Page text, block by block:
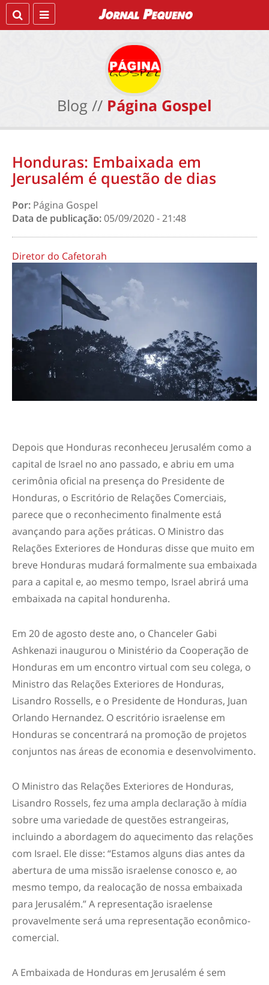
Blog // Página Gospel
Honduras: Embaixada em
Jerusalém é questão de dias
Por: Página Gospel
Data de publicação:05/09/2020 - 21:48
Diretor do Cafetorah
Depois que Honduras reconheceu Jerusalém como a
capital de Israel no ano passado, e abriu em uma
cerimônia oficial na presença do Presidente de
Honduras, o Escritório de Relações Comerciais,
parece que o reconhecimento finalmente está
avançando para ações práticas. O Ministro das
Relações Exteriores de Honduras disse que muito em
breve Honduras mudará formalmente sua embaixada
para a capital e, ao mesmo tempo, Israel abrirá uma
embaixada na capital hondurenha.
Em 20 de agosto deste ano, o Chanceler Gabi
Ashkenazi inaugurou o Ministério da Cooperação de
Honduras em um encontro virtual com seu colega, o
Ministro das Relações Exteriores de Honduras,
Lisandro Rossells, e o Presidente de Honduras, Juan
Orlando Hernandez. O escritório israelense em
Honduras se concentrará na promoção de projetos
conjuntos nas áreas de economia e desenvolvimento.
O Ministro das Relações Exteriores de Honduras,
Lisandro Rossels, fez uma ampla declaração à mídia
sobre uma variedade de questões estrangeiras,
incluindo a abordagem do aquecimento das relações
com Israel. Ele disse: “Estamos alguns dias antes da
abertura de uma missão israelense conosco e, ao
mesmo tempo, da realocação de nossa embaixada
para Jerusalém.” A representação israelense
provavelmente será uma representação econômico-
comercial.
A Embaixada de Honduras em Jerusalém é sem